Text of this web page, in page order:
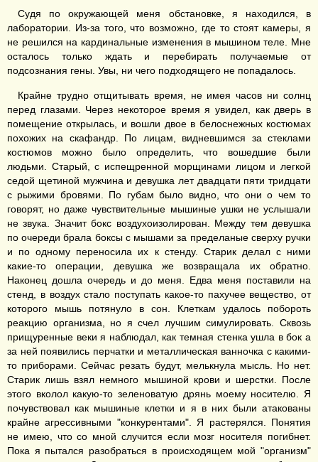
Судя по окружающей меня обстановке, я находился, в
лаборатории. Из-за того, что возможно, где то стоят камеры, я
не решился на кардинальные изменения в мышином теле. Мне
осталось только ждать и перебирать получаемые от
подсознания гены. Увы, ни чего подходящего не попадалось.
Крайне трудно отщитывать время, не имея часов ни солнц
перед глазами. Через некоторое время я увидел, как дверь в
помещение открылась, и вошли двое в белоснежных костюмах
похожих на скафандр. По лицам, видневшимся за стеклами
костюмов можно было определить, что вошедшие были
людьми. Старый, с испещренной морщинами лицом и легкой
седой щетиной мужчина и девушка лет двадцати пяти тридцати
с рыжими бровями. По губам было видно, что они о чем то
говорят, но даже чувствительные мышиные ушки не услышали
не звука. Значит бокс воздухоизолирован. Между тем девушка
по очереди брала боксы с мышами за пределаные сверху ручки
и по одному переносила их к стенду. Старик делал с ними
какие-то операции, девушка же возвращала их обратно.
Наконец дошла очередь и до меня. Едва меня поставили на
стенд, в воздух стало поступать какое-то пахучее вещество, от
которого мышь потянуло в сон. Клеткам удалось побороть
реакцию организма, но я счел лучшим симулировать. Сквозь
прищуренные веки я наблюдал, как темная стенка ушла в бок а
за ней появились перчатки и металлическая ванночка с какими-
то приборами. Сейчас резать будут, мелькнула мысль. Но нет.
Старик лишь взял немного мышиной крови и шерстки. После
этого вколол какую-то зеленоватую дрянь моему носителю. Я
почувствовал как мышиные клетки и я в них были атакованы
крайне агрессивными "конкурентами". Я растерялся. Понятия
не имею, что со мной случится если мозг носителя погибнет.
Пока я пытался разобраться в происходящем мой "организм"